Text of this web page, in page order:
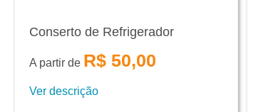
Conserto de Refrigerador
A partir de R$ 50,00
Ver descrição